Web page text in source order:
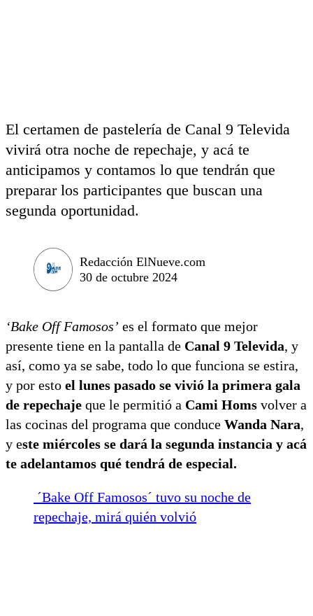
El certamen de pastelería de Canal 9 Televida
vivirá otra noche de repechaje, y acá te
anticipamos y contamos lo que tendrán que
preparar los participantes que buscan una
segunda oportunidad.
Redacción ElNueve.com
30 de octubre 2024
‘Bake Off Famosos’ es el formato que mejor
presente tiene en la pantalla de Canal 9 Televida, y
así, como ya se sabe, todo lo que funciona se estira,
y por esto el lunes pasado se vivió la primera gala
de repechaje que le permitió a Cami Homs volver a
las cocinas del programa que conduce Wanda Nara,
y este miércoles se dará la segunda instancia y acá
te adelantamos qué tendrá de especial.
´Bake Off Famosos´ tuvo su noche de
repechaje, mirá quién volvió